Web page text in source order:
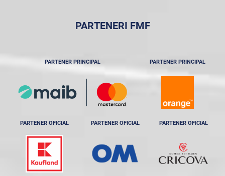
PARTENERI FMF
PARTENER PRINCIPAL PARTENER PRINCIPAL
PARTENER OFICIAL PARTENER OFICIAL PARTENER OFICIAL